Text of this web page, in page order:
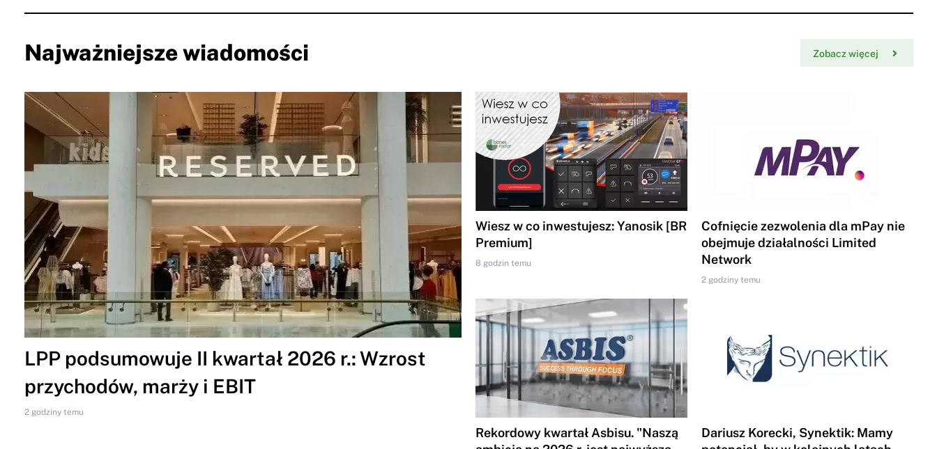
Najważniejsze wiadomości Zobacz więcej
LPP podsumowuje II kwartał 2026 r.: Wzrost
przychodów, marży i EBIT
2 godziny temu
Wiesz w co inwestujesz: Yanosik [BR
Premium]
8 godzin temu
Cofnięcie zezwolenia dla mPay nie
obejmuje działalności Limited
Network
2 godziny temu
Rekordowy kwartał Asbisu. "Naszą
Dariusz Korecki, Synektik: Mamy